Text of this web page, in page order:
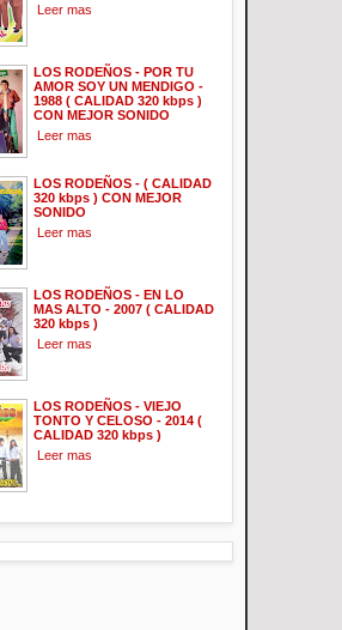
Leer mas
LOS RODEÑOS - POR TU
AMOR SOY UN MENDIGO -
1988 ( CALIDAD 320 kbps )
CON MEJOR SONIDO
Leer mas
LOS RODEÑOS - ( CALIDAD
320 kbps ) CON MEJOR
SONIDO
Leer mas
LOS RODEÑOS - EN LO
MAS ALTO - 2007 ( CALIDAD
320 kbps )
Leer mas
LOS RODEÑOS - VIEJO
TONTO Y CELOSO - 2014 (
CALIDAD 320 kbps )
Leer mas